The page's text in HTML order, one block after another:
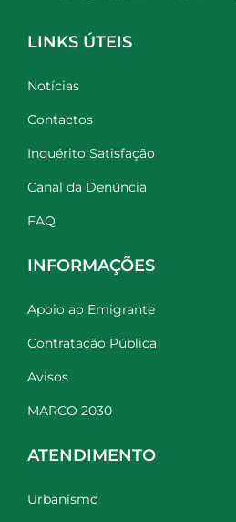
LINKS ÚTEIS
Notícias
Contactos
Inquérito Satisfação
Canal da Denúncia
FAQ
INFORMAÇÕES
Apoio ao Emigrante
Contratação Pública
Avisos
MARCO 2030
ATENDIMENTO
Urbanismo